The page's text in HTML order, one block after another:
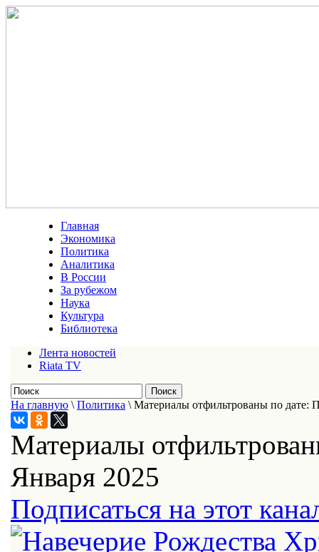
Главная
Экономика
Политика
Аналитика
В России
За рубежом
Наука
Культура
Библиотека
Лента новостей
Riata TV
На главную \ Политика \ Материалы отфильтрованы по дате:
Материалы
Января 2025
Подписаться на этот